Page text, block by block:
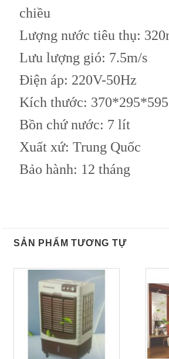
chiều
Lượng nước tiêu thụ:
Lưu lượng gió: 7.5m/s
Điện áp: 220V-50Hz
Kích thước:
Bồn chứ nước: 7 lít
Xuất xứ: Trung Quốc
Bảo hành: 12 tháng
SẢN PHẨM TƯƠNG TỰ